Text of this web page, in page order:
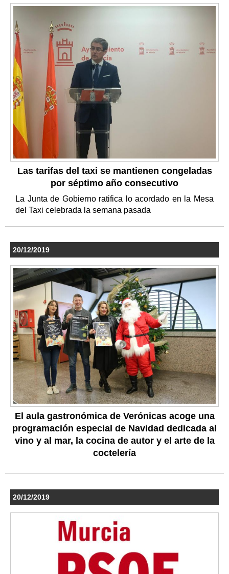
Las tarifas del taxi se mantienen congeladas
por séptimo año consecutivo
La Junta de Gobierno ratifica lo acordado en la Mesa
del Taxi celebrada la semana pasada
20/12/2019
El aula gastronómica de Verónicas acoge una
programación especial de Navidad dedicada al
vino y al mar, la cocina de autor y el arte de la
coctelería
20/12/2019